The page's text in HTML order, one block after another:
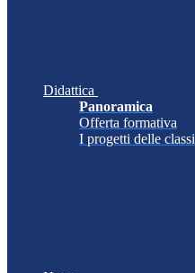
Didattica
Panoramica
Offerta formativa
I progetti delle classi